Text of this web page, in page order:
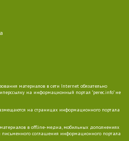
материалов в сети Internet обязательно
на информационный портал "perec.info" не
на страницах информационного портала
в offline-медиа, мобильных дополнениях
письменного соглашения информационного портала